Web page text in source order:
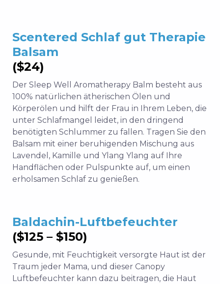
Scentered Schlaf gut Therapie
Balsam
($24)
Der Sleep Well Aromatherapy Balm besteht aus
100% natürlichen ätherischen Ölen und
Körperölen und hilft der Frau in Ihrem Leben, die
unter Schlafmangel leidet, in den dringend
benötigten Schlummer zu fallen. Tragen Sie den
Balsam mit einer beruhigenden Mischung aus
Lavendel, Kamille und Ylang Ylang auf Ihre
Handflächen oder Pulspunkte auf, um einen
erholsamen Schlaf zu genießen.
Baldachin-Luftbefeuchter
($125 – $150)
Gesunde, mit Feuchtigkeit versorgte Haut ist der
Traum jeder Mama, und dieser Canopy
Luftbefeuchter kann dazu beitragen, die Haut